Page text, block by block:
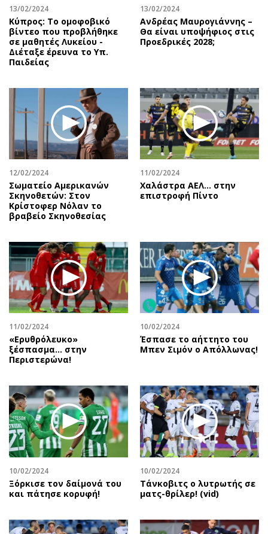
Money Review
AstroBank Properties
Trends
Ενέργεια
Ελλάδα
Κόσμος
Παράξενα
Πολιτισμός
Θέατρο-Χορός
Μουσική
Βιβλίο
Χειρόγραφα
Πρόσωπα
Περιβάλλον
Good Life
Ταξίδια
Συνταγές
Έξοδος
Media
Εκπομπές
Wine routes
Podcasts
Προσωπικότητες στην ''Κ''
Επιστολές
13/02/2024
Κύπρος: Το ομοφοβικό
βίντεο που προβλήθηκε
σε μαθητές Λυκείου -
Διέταξε έρευνα το Υπ.
Παιδείας
13/02/2024
Ανδρέας Μαυρογιάννης –
Θα είναι υποψήφιος στις
Προεδρικές 2028;
12/02/2024
Σωματείο Αμερικανών
Σκηνοθετών: Στον
Κρίστοφερ Νόλαν το
βραβείο Σκηνοθεσίας
11/02/2024
Χαλάστρα ΑΕΛ... στην
επιστροφή Πίντο
11/02/2024
«Ερυθρόλευκο»
ξέσπασμα… στην
Περιστερώνα!
10/02/2024
Έσπασε το αήττητο του
Μπεν Σιμόν ο Απόλλωνας!
10/02/2024
Ξόρκισε τον δαίμονά του
και πάτησε κορυφή!
10/02/2024
Τάνκοβιτς ο λυτρωτής σε
ματς-θρίλερ! (vid)